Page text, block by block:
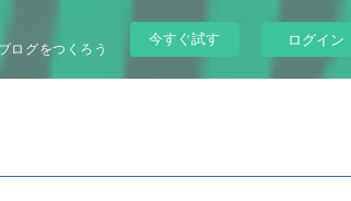
ログをつくろう
今すぐ試す ログイン